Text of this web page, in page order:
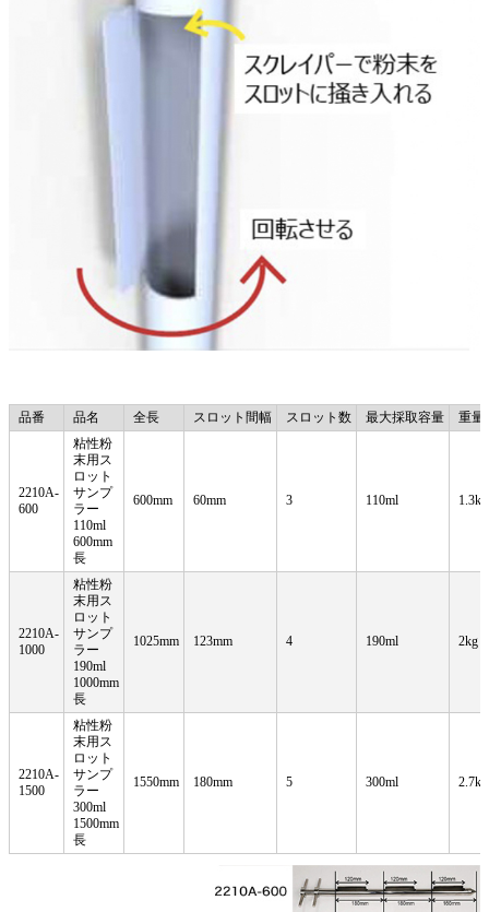
品番 品名 全長 スロット間幅 スロット数 最大採取容量 重量
2210A-
600
粘性粉
末用ス
ロット
サンプ
ラー
110ml
600mm
長
600mm 60mm 3 110ml 1.3kg
2210A-
1000
粘性粉
末用ス
ロット
サンプ
ラー
190ml
1000mm
長
1025mm 123mm 4 190ml 2kg
2210A-
1500
粘性粉
末用ス
ロット
サンプ
ラー
300ml
1500mm
長
1550mm 180mm 5 300ml 2.7kg